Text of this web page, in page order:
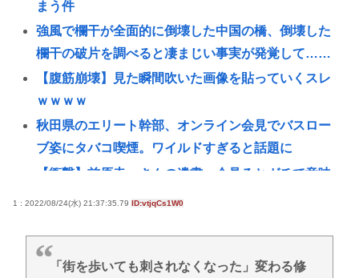
まう件
強風で欄干が全面的に倒壊した中国の橋、倒壊した
欄干の破片を調べると凄まじい事実が発覚して……
【腹筋崩壊】見た瞬間吹いた画像を貼っていくスレ
ｗｗｗｗ
秋田県のエリート幹部、オンライン会見でバスロー
ブ姿にタバコ喫煙。ワイルドすぎると話題に
【衝撃】前原圭一さんの遺書、今見るとガチで意味
うすんの？
【朗報】靖国神社、軍服コスプレでの参拝を禁止へ
1 : 2022/08/24(水) 21:37:35.79 ID:vtjqCs1W0
「街を歩いても刺されなくなった」変わる修